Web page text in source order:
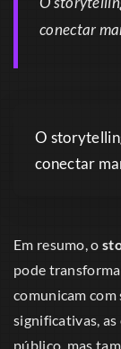
conectar
O
conectar
Em resumo, o
pode
comunicam
significativas, as
público, mas